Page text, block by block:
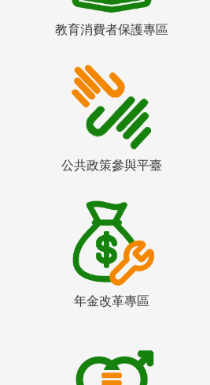
教育消費者保護專區
公共政策參與平臺
年金改革專區